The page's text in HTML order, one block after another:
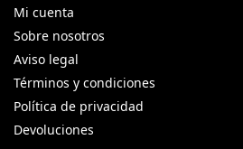
Mi cuenta
Sobre nosotros
Aviso legal
Términos y condiciones
Política de privacidad
Devoluciones